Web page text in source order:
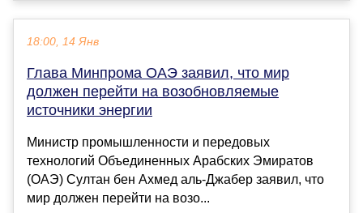
18:00, 14 Янв
Глава Минпрома ОАЭ заявил, что мир
должен перейти на возобновляемые
источники энергии
Министр промышленности и передовых
технологий Объединенных Арабских Эмиратов
(ОАЭ) Султан бен Ахмед аль-Джабер заявил, что
мир должен перейти на возо...